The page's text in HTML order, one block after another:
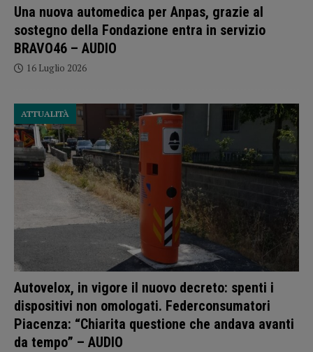
Una nuova automedica per Anpas, grazie al
sostegno della Fondazione entra in servizio
BRAVO46 – AUDIO
16 Luglio 2026
Autovelox, in vigore il nuovo decreto: spenti i
dispositivi non omologati. Federconsumatori
Piacenza: “Chiarita questione che andava avanti
da tempo” – AUDIO
ATTUALITÀ